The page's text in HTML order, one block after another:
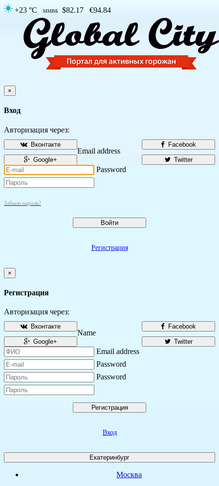
+23 °C ММВБ $82.17 €94.84
×
Вход
Авторизация через:
Facebook
Вконтакте
Twitter
Google+
Email address
Password
Забыли пароль?
Войти
Регистрация
×
Регистрация
Авторизация через:
Facebook
Вконтакте
Twitter
Google+
Name
Email address
Password
Password
Регистрация
Вход
Екатеринбург
Москва